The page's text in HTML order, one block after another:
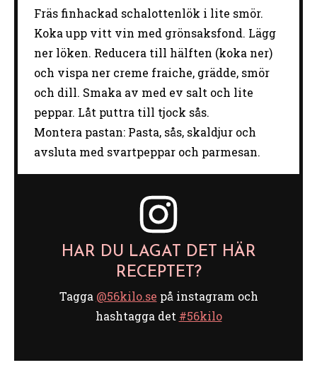
Fräs finhackad schalottenlök i lite smör.
Koka upp vitt vin med grönsaksfond. Lägg
ner löken. Reducera till hälften (koka ner)
och vispa ner creme fraiche, grädde, smör
och dill. Smaka av med ev salt och lite
peppar. Låt puttra till tjock sås.
Montera pastan: Pasta, sås, skaldjur och
avsluta med svartpeppar och parmesan.
HAR DU LAGAT DET HÄR
RECEPTET?
Tagga @56kilo.se på instagram och
hashtagga det #56kilo